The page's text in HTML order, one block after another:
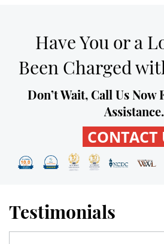
Fraud Crimes
Check Fraud
Credit Card Fraud
Gambling Fraud
Health Care Fraud
Have You or a
Been Charged
Don’t Wait, Call Us
Assistance.
CONTACT
Testimonials